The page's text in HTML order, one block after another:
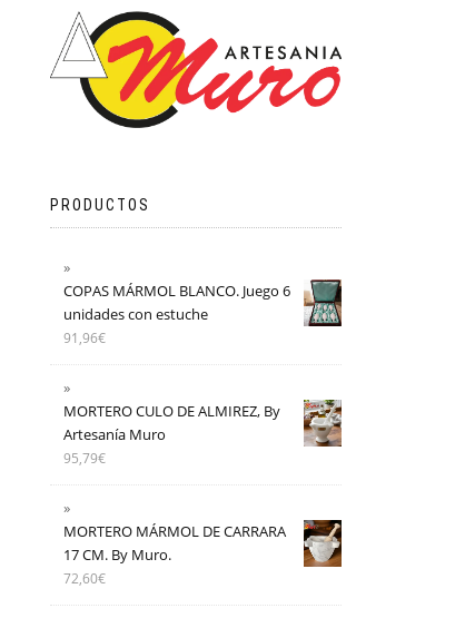
PRODUCTOS
COPAS MÁRMOL BLANCO. Juego 6
unidades con estuche
91,96€
MORTERO CULO DE ALMIREZ, By
Artesanía Muro
95,79€
MORTERO MÁRMOL DE CARRARA
17 CM. By Muro.
72,60€